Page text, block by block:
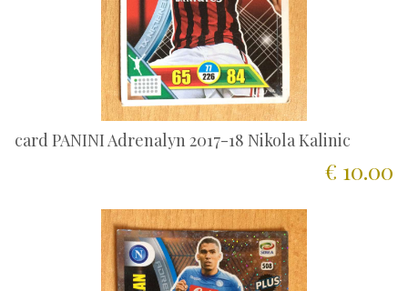
card PANINI Adrenalyn 2017-18 Nikola Kalinic
€ 10.00